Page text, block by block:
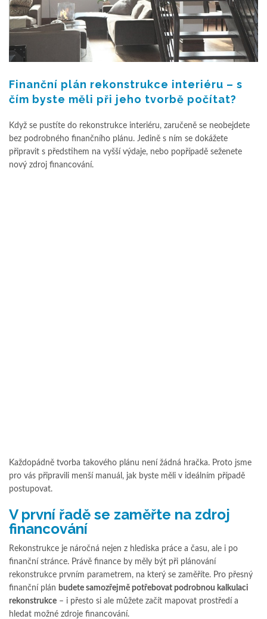
Finanční plán rekonstrukce interiéru – s
čím byste měli při jeho tvorbě počítat?
Když se pustíte do rekonstrukce interiéru, zaručeně se neobejdete
bez podrobného finančního plánu. Jedině s ním se dokážete
připravit s předstihem na vyšší výdaje, nebo popřípadě seženete
nový zdroj financování.
Každopádně tvorba takového plánu není žádná hračka. Proto jsme
pro vás připravili menší manuál, jak byste měli v ideálním případě
postupovat.
V první řadě se zaměřte na zdroj
financování
Rekonstrukce je náročná nejen z hlediska práce a času, ale i po
finanční stránce. Právě finance by měly být při plánování
rekonstrukce prvním parametrem, na který se zaměříte. Pro přesný
finanční plán budete samozřejmě potřebovat podrobnou kalkulaci
rekonstrukce – i přesto si ale můžete začít mapovat prostředí a
hledat možné zdroje financování.